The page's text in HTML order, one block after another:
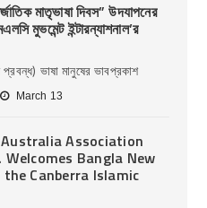
মাতৃভাষা দিবস” উদযাপনের
মুভমেন্ট ইন্টারন্যাশনাল’র
প্রবন্ধ) ভাষা মানুষের ভাবপ্রকাশ
March 13
Association
Welcomes Bangla New
Canberra Islamic